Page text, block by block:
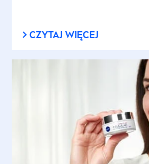
CZYTAJ WIĘCEJ